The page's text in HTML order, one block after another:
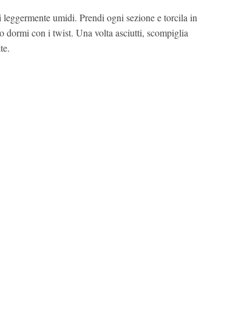
umidi. Prendi ogni sezione e torcila in
dormi con i twist. Una volta asciutti, scompiglia